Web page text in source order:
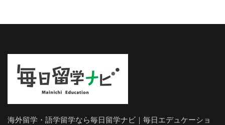
海外留学・語学留学なら毎日留学ナビ｜毎日エデュケーショ